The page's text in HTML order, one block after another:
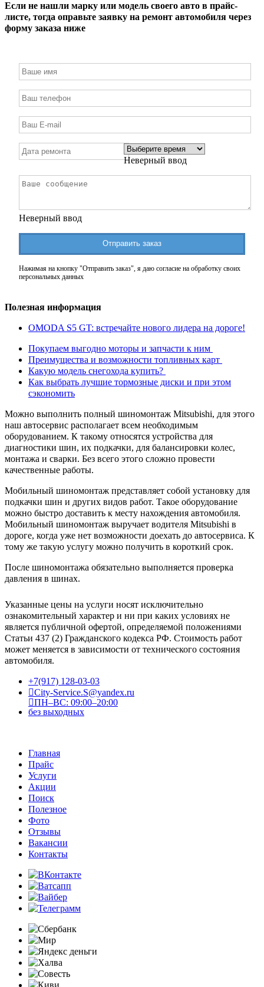
Если не нашли марку или модель своего авто в прайс-
листе, тогда оправьте заявку на ремонт автомобиля через
форму заказа ниже
Неверный ввод
Неверный ввод
Отправить заказ
Нажимая на кнопку "Отправить заказ", я даю согласие на обработку своих
персональных данных
Полезная информация
OMODA S5 GT: встречайте нового лидера на дороге!
Покупаем выгодно моторы и запчасти к ним
Преимущества и возможности топливных карт
Какую модель снегохода купить?
Как выбрать лучшие тормозные диски и при этом
сэкономить
Можно выполнить полный шиномонтаж Mitsubishi, для этого
наш автосервис располагает всем необходимым
оборудованием. К такому относятся устройства для
диагностики шин, их подкачки, для балансировки колес,
монтажа и сварки. Без всего этого сложно провести
качественные работы.
Мобильный шиномонтаж представляет собой установку для
подкачки шин и других видов работ. Такое оборудование
можно быстро доставить к месту нахождения автомобиля.
Мобильный шиномонтаж выручает водителя Mitsubishi в
дороге, когда уже нет возможности доехать до автосервиса. К
тому же такую услугу можно получить в короткий срок.
После шиномонтажа обязательно выполняется проверка
давления в шинах.
Указанные цены на услуги носят исключительно
ознакомительный характер и ни при каких условиях не
является публичной офертой, определяемой положениями
Статьи 437 (2) Гражданского кодекса РФ. Стоимость работ
может меняется в зависимости от технического состояния
автомобиля.
+7(917) 128-03-03
City-Service.S@yandex.ru
ПН–ВС: 09:00–20:00
без выходных
Главная
Прайс
Услуги
Акции
Поиск
Полезное
Фото
Отзывы
Вакансии
Контакты